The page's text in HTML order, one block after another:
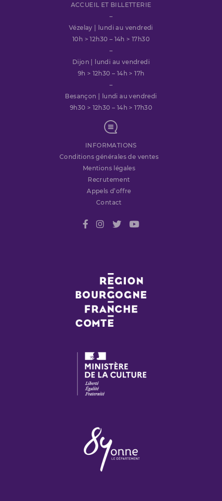
ACCUEIL ET BILLETTERIE
–
Vézelay | lundi au vendredi
10h > 12h30 – 14h > 17h30
–
Dijon | lundi au vendredi
9h > 12h30 – 14h > 17h
–
Besançon | lundi au vendredi
9h30 > 12h30 – 14h > 17h30
INFORMATIONS
Conditions générales de ventes
Mentions légales
Recrutement
Appels d’offre
Contact